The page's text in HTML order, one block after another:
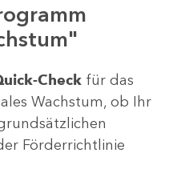
Check für das
Wachstum, ob Ihr
Förderrichtlinie